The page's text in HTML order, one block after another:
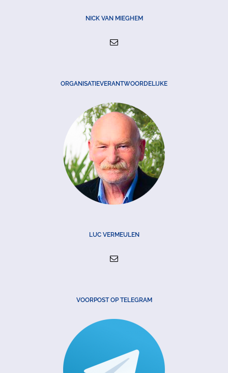
NICK VAN MIEGHEM
ORGANISATIEVERANTWOORDELIJKE
LUC VERMEULEN
VOORPOST OP TELEGRAM